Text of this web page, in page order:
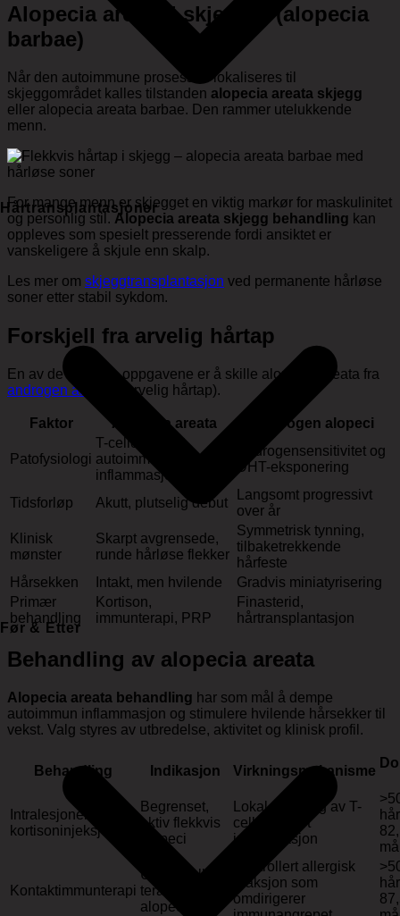
Hårtransplantasjoner
Før & Etter
Alopecia areata i skjegget (alopecia
barbae)
Når den autoimmune prosessen lokaliseres til
skjeggområdet kalles tilstanden alopecia areata skjegg
eller alopecia areata barbae. Den rammer utelukkende
menn.
For mange menn er skjegget en viktig markør for maskulinitet
og personlig stil. Alopecia areata skjegg behandling kan
oppleves som spesielt presserende fordi ansiktet er
vanskeligere å skjule enn skalp.
Les mer om skjeggtransplantasjon ved permanente hårløse
soner etter stabil sykdom.
Forskjell fra arvelig hårtap
En av de viktigste oppgavene er å skille alopecia areata fra
androgen alopeci
(arvelig hårtap).
Faktor Alopecia areata Androgen alopeci
Patofysiologi
T-cellemediert
autoimmun
inflammasjon
Androgensensitivitet og
DHT-eksponering
Tidsforløp Akutt, plutselig debut
Langsomt progressivt
over år
Klinisk
mønster
Skarpt avgrensede,
runde hårløse flekker
Symmetrisk tynning,
tilbaketrekkende
hårfeste
Hårsekken
Intakt, men hvilende
Gradvis miniatyrisering
Primær
behandling
Kortison,
immunterapi, PRP
Finasterid,
hårtransplantasjon
Behandling av alopecia areata
Alopecia areata behandling har som mål å dempe
autoimmun inflammasjon og stimulere hvilende hårsekker til
vekst. Valg styres av utbredelse, aktivitet og klinisk profil.
Behandling Indikasjon Virkningsmekanisme
Intralesjonelle
kortisoninjeksjoner
Begrenset,
aktiv flekkvis
alopeci
Lokal demping av T-
cellemediert
inflammasjon
Kontaktimmunterapi
Utbredt eller
terapiresistent
alopecia
Kontrollert allergisk
reaksjon som
omdirigerer